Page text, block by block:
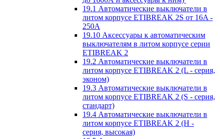
19.1 Автоматические выключатели в
литом корпусе ETIBREAK 2S от 16A -
250A
19.10 Аксессуары к автоматическим
выключателям в литом корпусе серии
ETIBREAK 2
19.2 Автоматические выключатели в
литом корпусе ETIBREAK 2 (L - серия,
эконом)
19.3 Автоматические выключатели в
литом корпусе ETIBREAK 2 (S - серия,
стандарт)
19.4 Автоматические выключатели в
литом корпусе ETIBREAK 2 (H -
серия, высокая)